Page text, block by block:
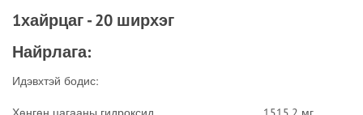
1хайрцаг - 20 ширхэг
Найрлага:
Идэвхтэй бодис: